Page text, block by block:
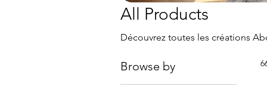
All Products
Découvrez toutes les créations
Browse by